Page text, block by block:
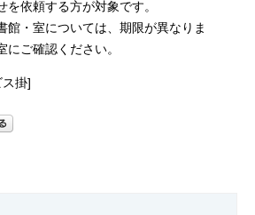
依頼する方が対象です。
・室については、期限が異なりま
ご確認ください。
掛]